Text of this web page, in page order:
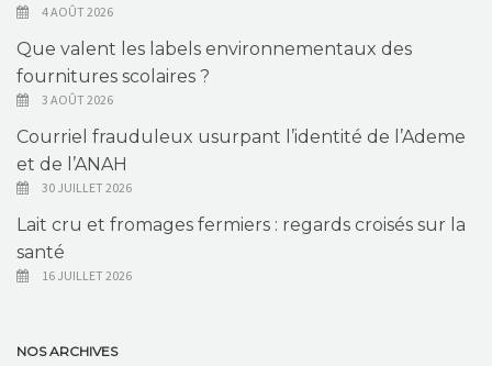
4 AOÛT 2026
Que valent les labels environnementaux des
fournitures scolaires ?
3 AOÛT 2026
Courriel frauduleux usurpant l’identité de l’Ademe
et de l’ANAH
30 JUILLET 2026
Lait cru et fromages fermiers : regards croisés sur la
santé
16 JUILLET 2026
NOS ARCHIVES